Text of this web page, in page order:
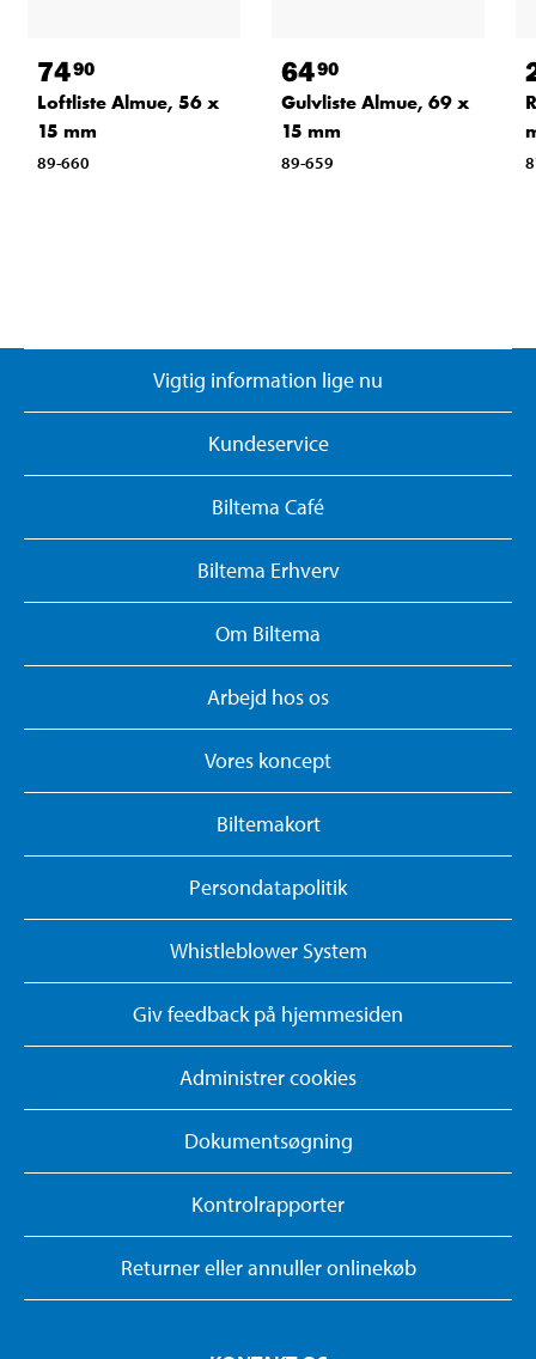
7490
Loftliste Almue, 56 x
15 mm
89-660
6490
Gulvliste Almue, 69 x
15 mm
89-659
Vigtig information lige nu
Kundeservice
Biltema Café
Biltema Erhverv
Om Biltema
Arbejd hos os
Vores koncept
Biltemakort
Persondatapolitik
Whistleblower System
Giv feedback på hjemmesiden
Administrer cookies
Dokumentsøgning
Kontrolrapporter
Returner eller annuller onlinekøb